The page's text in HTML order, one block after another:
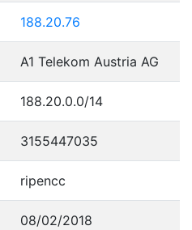
188.20.76
A1 Telekom Austria AG
188.20.0.0/14
3155447035
ripencc
08/02/2018